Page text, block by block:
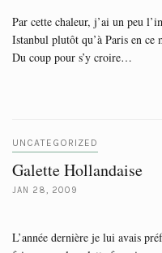
Par cette chaleur, j’ai un peu
Istanbul plutôt qu’à Paris en ce
Du coup pour s’y croire…
UNCATEGORIZED
Galette Hollandaise
JAN 28, 2009
L’année dernière je lui avais